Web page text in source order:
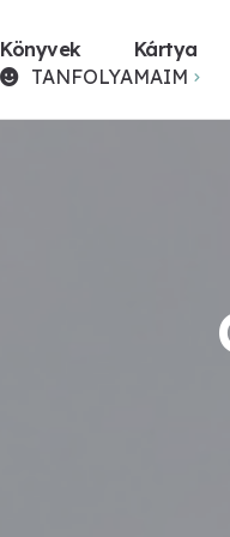
Könyvek
Kártya
TANFOLYAMAIM